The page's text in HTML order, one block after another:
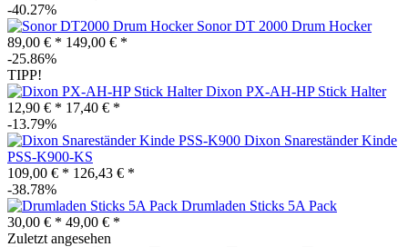
-40.27%
Sonor DT 2000 Drum Hocker
89,00 € * 149,00 € *
-25.86%
TIPP!
Dixon PX-AH-HP Stick Halter
12,90 € * 17,40 € *
-13.79%
Dixon Snareständer Kinde
PSS-K900-KS
109,00 € * 126,43 € *
-38.78%
Drumladen Sticks 5A Pack
30,00 € * 49,00 € *
Zuletzt angesehen